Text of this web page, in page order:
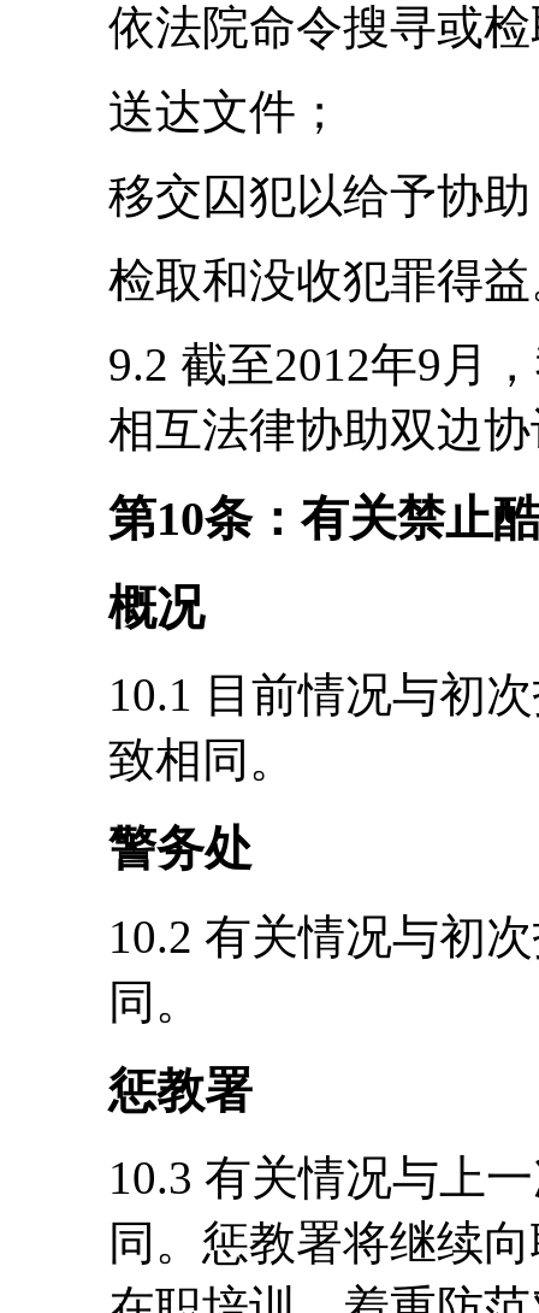
依法院命令搜寻或
送达文件；
移交囚犯以给予协
检取和没收犯罪得
9.2 截至2012年9月
相互法律协助双边
第10条：有关禁止
概况
10.1 目前情况与初
致相同。
警务处
10.2 有关情况与初
同。
惩教署
10.3 有关情况与上
同。惩教署将继续